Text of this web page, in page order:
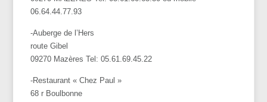
06.64.44.77.93
-Auberge de l’Hers
route Gibel
09270 Mazères Tel: 05.61.69.45.22
-Restaurant « Chez Paul »
68 r Boulbonne